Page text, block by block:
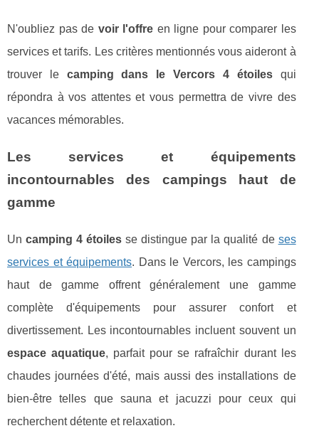
N'oubliez pas de voir l'offre en ligne pour comparer les
services et tarifs. Les critères mentionnés vous aideront à
trouver le camping dans le Vercors 4 étoilesqui
répondra à vos attentes et vous permettra de vivre des
vacances mémorables.
Les services et équipements
incontournables des campings haut de
gamme
Uncamping 4 étoiles se distingue par la qualité de ses
services et équipements. Dans le Vercors, les campings
haut de gamme offrent généralement une gamme
complète d'équipements pour assurer confort et
divertissement. Les incontournables incluent souvent un
espace aquatique, parfait pour se rafraîchir durant les
chaudes journées d'été, mais aussi des installations de
bien-être telles que sauna et jacuzzi pour ceux qui
recherchent détente et relaxation.